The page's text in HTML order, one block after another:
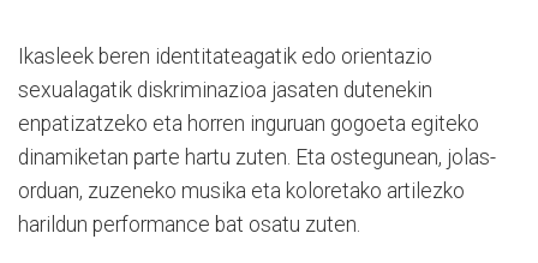
Ikasleek beren identitateagatik edo orientazio
sexualagatik diskriminazioa jasaten dutenekin
enpatizatzeko eta horren inguruan gogoeta egiteko
dinamiketan parte hartu zuten. Eta ostegunean, jolas-
orduan, zuzeneko musika eta koloretako artilezko
harildun performance bat osatu zuten.